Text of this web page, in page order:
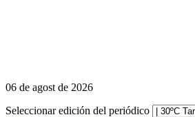
06 de agost de 2026
Seleccionar edición del periódico